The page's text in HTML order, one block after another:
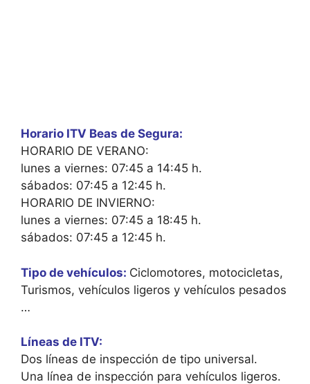
Horario ITV Beas de Segura:
HORARIO DE VERANO:
lunes a viernes: 07:45 a 14:45 h.
sábados: 07:45 a 12:45 h.
HORARIO DE INVIERNO:
lunes a viernes: 07:45 a 18:45 h.
sábados: 07:45 a 12:45 h.
Tipo de vehículos: Ciclomotores, motocicletas,
Turismos, vehículos ligeros y vehículos pesados​​
…
Líneas de ITV:
Dos líneas de inspección de tipo universal.
Una línea de inspección para vehículos ligeros.